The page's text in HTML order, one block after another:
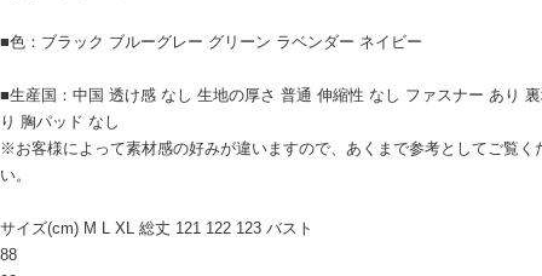
■色：ブラック ブルーグレー グリーン ラベンダー ネイビー
■生産国：中国 透け感 なし 生地の厚さ 普通 伸縮性 なし ファスナー あり
り 胸パッド なし
※お客様によって素材感の好みが違いますので、あくまで参考としてご覧く
い。
サイズ(cm) M L XL 総丈 121 122 123 バスト
88